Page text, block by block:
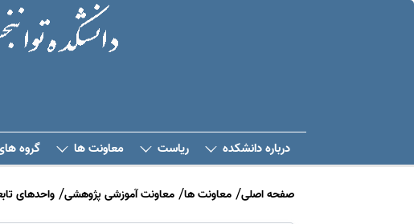
درباره دانشکده ریاست معاونت ها گروه
صفحه اصلی معاونت ها معاونت آموزشی پژوهشی واحدهای